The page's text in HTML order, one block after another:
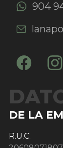
904
DE LA
R.U.C.